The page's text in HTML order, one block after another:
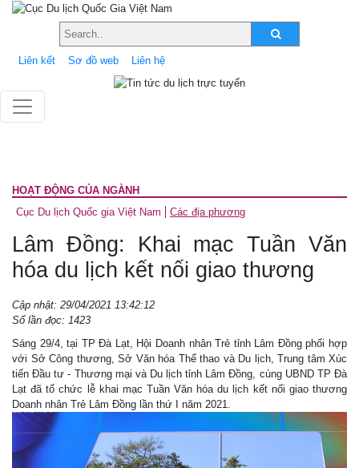
Liên kết Sơ đồ web Liên hệ
HOẠT ĐỘNG CỦA NGÀNH
Cục Du lịch Quốc gia Việt Nam
Các địa phương
Lâm Đồng: Khai mạc Tuần Văn
hóa du lịch kết nối giao thương
Cập nhật: 29/04/2021 13:42:12
Số lần đọc: 1423
Sáng 29/4, tại TP Đà Lạt, Hội Doanh nhân Trẻ tỉnh Lâm Đồng phối hợp
với Sở Công thương, Sở Văn hóa Thể thao và Du lịch, Trung tâm Xúc
tiến Đầu tư - Thương mại và Du lịch tỉnh Lâm Đồng, cùng UBND TP Đà
Lạt đã tổ chức lễ khai mạc Tuần Văn hóa du lịch kết nối giao thương
Doanh nhân Trẻ Lâm Đồng lần thứ I năm 2021.